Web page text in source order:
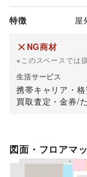
特徴 屋
NG商材
※このスペースでは
生活サービス
携帯キャリア・
買取査定・金券/
図面・フロアマ